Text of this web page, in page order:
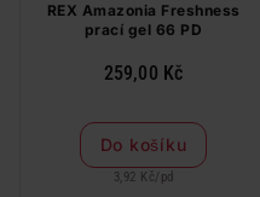
REX Amazonia Freshness
prací gel 66 PD
259,00 Kč
Do košíku
3,92 Kč/ pd